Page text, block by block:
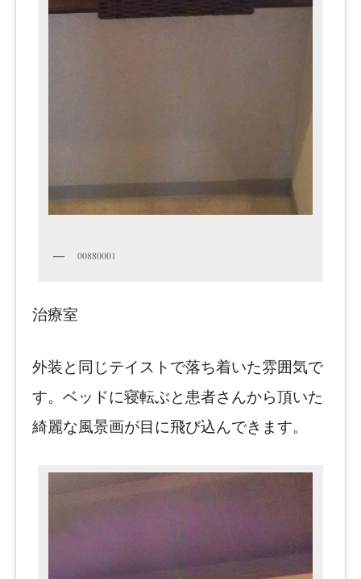
00880001
治療室
外装と同じテイストで落ち着いた雰囲気で
す。ベッドに寝転ぶと患者さんから頂いた
綺麗な風景画が目に飛び込んできます。